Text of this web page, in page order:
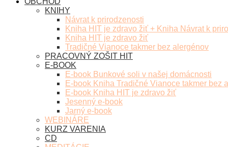
KNIHY
Návrat k prirodzenosti
Kniha HIT je zdravo žiť + Kniha Návrat k
Kniha HIT je zdravo žiť
Tradičné Vianoce takmer bez alergénov
PRACOVNÝ ZOŠIT HIT
E-BOOK
E-book Bunkové soli v našej domácnosti
E-book Kniha Tradičné Vianoce takmer bez
E-book Kniha HIT je zdravo žiť
Jesenný e-book
Jarný e-book
WEBINÁRE
KURZ VARENIA
CD